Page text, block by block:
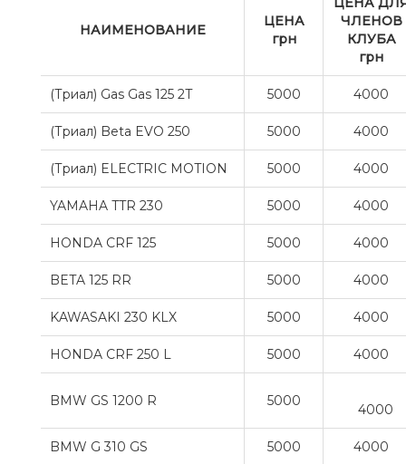
НАИМЕНОВАНИЕ
ЦЕНА
грн
ЧЛЕНОВ
КЛУБА
грн
(Триал) Gas Gas 125 2T 5000 4000
(Триал) Beta EVO 250 5000 4000
(Триал) ELECTRIC MOTION 5000 4000
YAMAHA TTR 230 5000 4000
HONDA CRF 125 5000 4000
BETA 125 RR 5000 4000
KAWASAKI 230 KLX 5000 4000
HONDA CRF 250 L 5000 4000
BMW GS 1200 R 5000
4000
BMW G 310 GS 5000 4000